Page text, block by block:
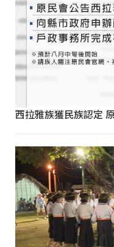
西拉雅族獲民族認定